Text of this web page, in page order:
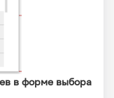
в форме выбора